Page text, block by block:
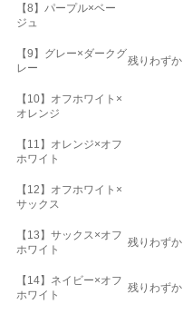
【8】パープル×ベー
ジュ
【9】グレー×ダークグ
レー
残りわずか
【10】オフホワイト×
オレンジ
【11】オレンジ×オフ
ホワイト
【12】オフホワイト×
サックス
【13】サックス×オフ
ホワイト
残りわずか
【14】ネイビー×オフ
ホワイト
残りわずか